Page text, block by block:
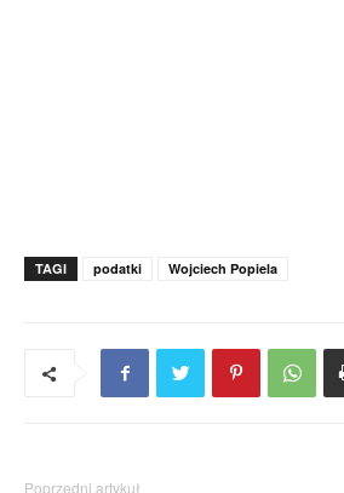
TAGI podatki Wojciech Popiela
Poprzedni artykuł